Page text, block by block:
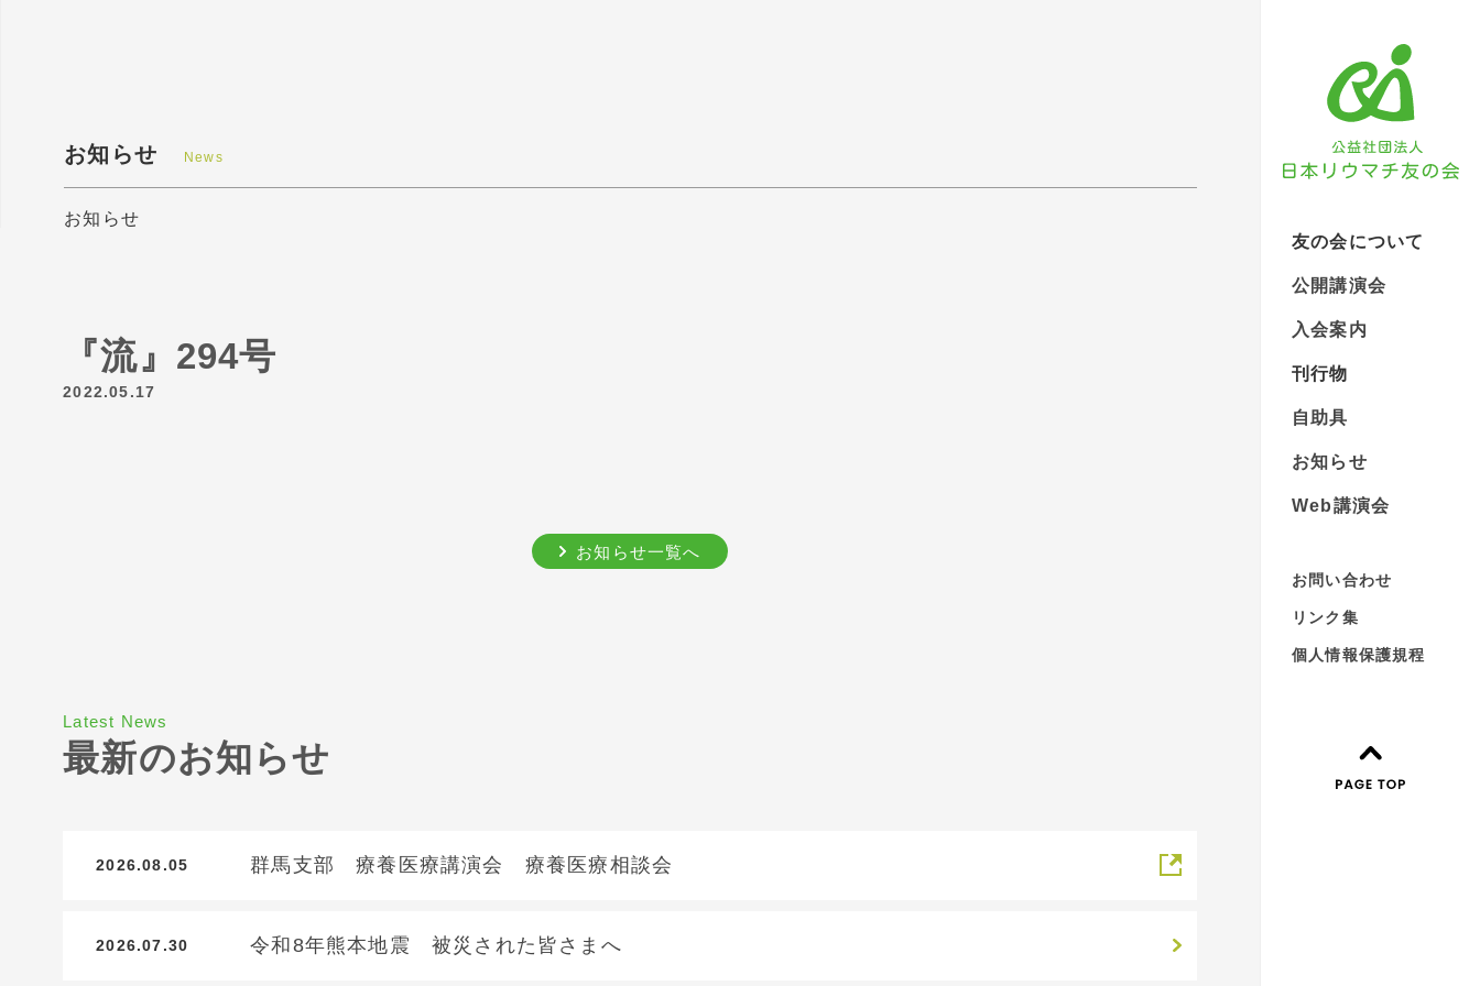
友の会について
公開講演会
入会案内
刊行物
自助具
お知らせ
Web講演会
お問い合わせ
リンク集
個人情報保護規程
お知らせ News
お知らせ
『流』294号
2022.05.17
お知らせ一覧へ
Latest News
最新のお知らせ
2026.08.05 群馬支部 療養医療講演会 療養医療相談会
2026.07.30 令和8年熊本地震 被災された皆さまへ